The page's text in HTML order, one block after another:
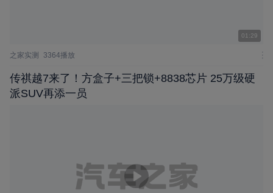
01:29
之家实测 3364播放
传祺越7来了！方盒子+三把锁+8838芯片 25万级硬
派SUV再添一员